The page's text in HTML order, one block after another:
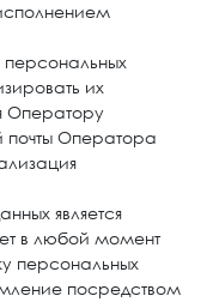
персональных
их
Оператору
почты Оператора
является
в любой момент
персональных
посредством